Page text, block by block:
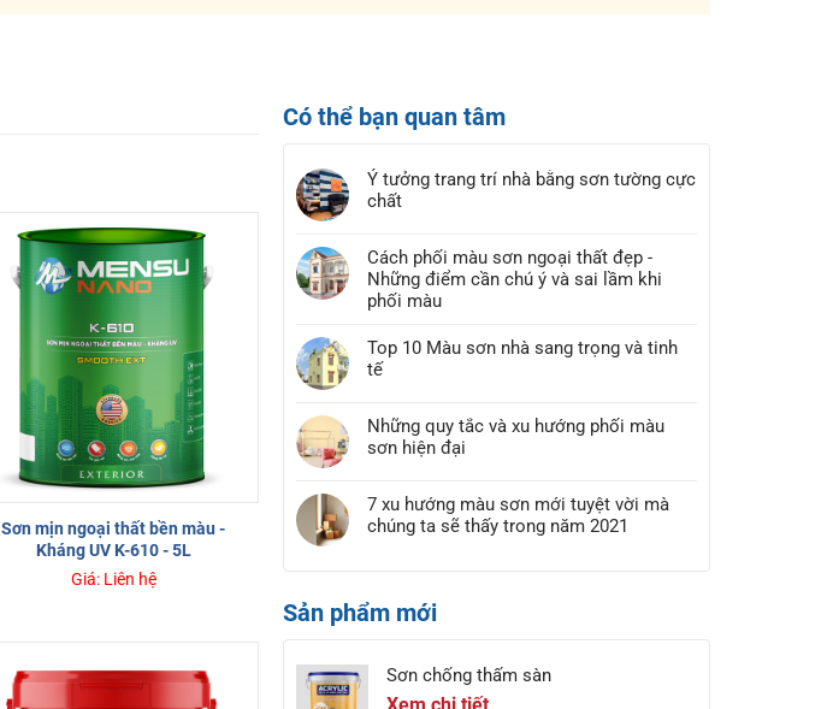
Sơn mịn ngoại thất bền màu -
Kháng UV K-610 - 5L
Giá: Liên hệ
Có thể bạn quan tâm
Ý tưởng trang trí nhà bằng sơn tường cực
chất
Cách phối màu sơn ngoại thất đẹp -
Những điểm cần chú ý và sai lầm khi
phối màu
Top 10 Màu sơn nhà sang trọng và tinh
tế
Những quy tắc và xu hướng phối màu
sơn hiện đại
7 xu hướng màu sơn mới tuyệt vời mà
chúng ta sẽ thấy trong năm 2021
Sản phẩm mới
Sơn chống thấm sàn